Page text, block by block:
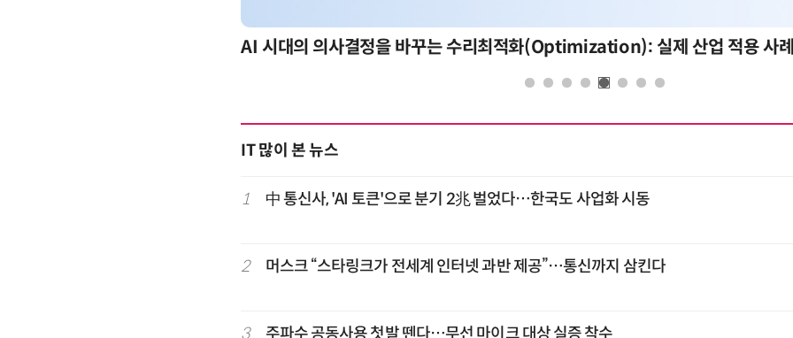
AI 시대의 의사결정을 바꾸는 수리최적화(Optimization): 실제 산업 적용 사
IT 많이 본 뉴스
1 中 통신사, 'AI 토큰'으로 분기 2兆 벌었다…한국도 사업화 시동
2 머스크 “스타링크가 전세계 인터넷 과반 제공”…통신까지 삼킨다
3 주파수 공동사용 첫발 뗀다…무선 마이크 대상 실증 착수